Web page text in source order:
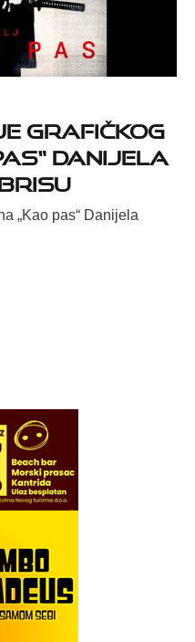
grafičkog
Danijela
„Kao pas“ Danijela